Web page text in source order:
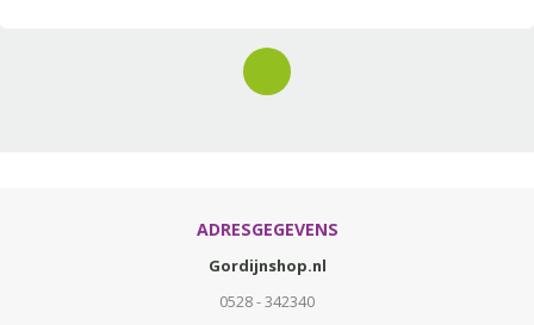
ADRESGEGEVENS
Gordijnshop.nl
0528 - 342340